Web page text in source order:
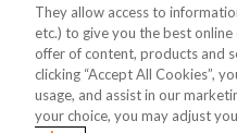
Tegn ditt eget bad
Kataloger
They allow access to
etc.) to give you the best
offer of content, products and
clicking “Accept All Cookies”,
usage, and assist in our
your choice, you may adjust